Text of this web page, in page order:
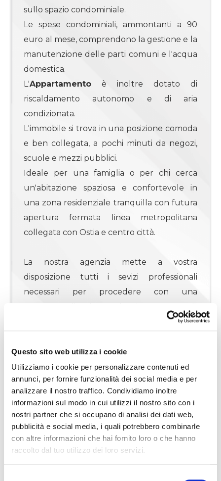
Questo sito web utilizza i cookie
Utilizziamo i cookie per personalizzare contenuti ed
annunci, per fornire funzionalità dei social media e per
analizzare il nostro traffico. Condividiamo inoltre
informazioni sul modo in cui utilizzi il nostro sito con i
nostri partner che si occupano di analisi dei dati web,
pubblicità e social media, i quali potrebbero combinarle
con altre informazioni che hai fornito loro o che hanno
raccolto dal tuo utilizzo dei loro servizi.
sullo spazio condominiale.
Le spese condominiali, ammontanti a 90
euro al mese, comprendono la gestione e la
manutenzione delle parti comuni e l'acqua
domestica.
L'Appartamento è inoltre dotato di
riscaldamento autonomo e di aria
condizionata.
L'immobile si trova in una posizione comoda
e ben collegata, a pochi minuti da negozi,
scuole e mezzi pubblici.
Ideale per una famiglia o per chi cerca
un'abitazione spaziosa e confortevole in
una zona residenziale tranquilla con futura
apertura fermata linea metropolitana
collegata con Ostia e centro città.
La nostra agenzia mette a vostra
disposizione tutti i sevizi professionali
necessari per procedere con una
compravendita in totale sicurezza quali:
consulenza creditizia, in sede o previa
urbanistici con uffici tecnici affiliati di nostra
fiducia, servizi notarili con vari studi affiliati,
possibilità di preventivi di ristrutturazione
con ditte autorizzate e certificate e tanti
servizi sempre connessi all'ambito
immobiliare- creditizio.
I dati indicati non costituiscono elemento
contrattuale.
2
3
4
4+
Camere
minime
Qualsiasi
1
Altre
opzioni
-
multiscelta
Giardino